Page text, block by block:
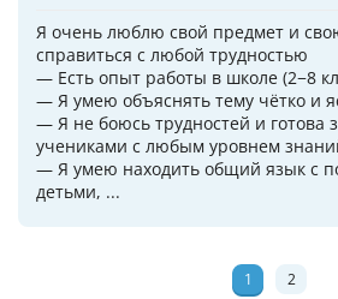
Я очень люблю свой предмет и
справиться с любой трудностью
— Есть опыт работы в школе (2−8
— Я умею объяснять тему чётко и
— Я не боюсь трудностей и готова
учениками с любым уровнем
— Я умею находить общий язык с
детьми, ...
1 2